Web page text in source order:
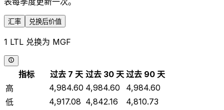
汇率 兑换后价值
1 LTL 兑换为 MGF
指标 过去 7 天 过去 30 天 过去 90 天
高
4,984.60 4,984.60
4,984.60
低
4,917.08 4,842.16
4,810.73